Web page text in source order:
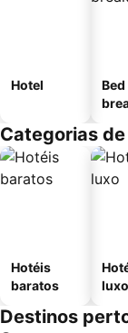
Hotel
Bed
Categorias
Hotéis
baratos
luxo
Destinos